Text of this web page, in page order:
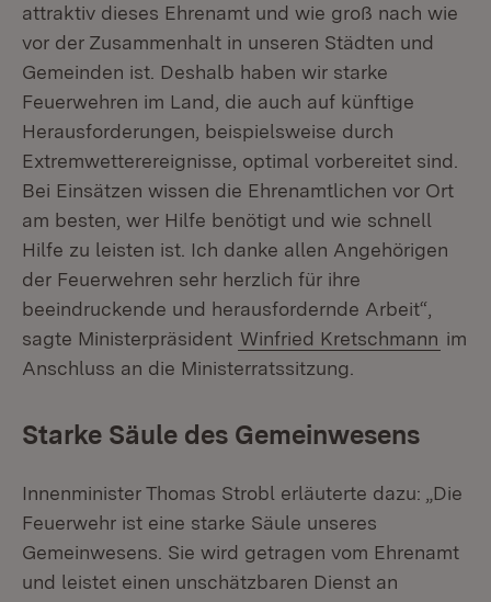
attraktiv dieses Ehrenamt und wie groß nach wie
vor der Zusammenhalt in unseren Städten und
Gemeinden ist. Deshalb haben wir starke
Feuerwehren im Land, die auch auf künftige
Herausforderungen, beispielsweise durch
Extremwetterereignisse, optimal vorbereitet sind.
Bei Einsätzen wissen die Ehrenamtlichen vor Ort
am besten, wer Hilfe benötigt und wie schnell
Hilfe zu leisten ist. Ich danke allen Angehörigen
der Feuerwehren sehr herzlich für ihre
beeindruckende und herausfordernde Arbeit“,
sagte Ministerpräsident Winfried Kretschmann im
Anschluss an die Ministerratssitzung.
Starke Säule des Gemeinwesens
Innenminister Thomas Strobl erläuterte dazu: „Die
Feuerwehr ist eine starke Säule unseres
Gemeinwesens. Sie wird getragen vom Ehrenamt
und leistet einen unschätzbaren Dienst an